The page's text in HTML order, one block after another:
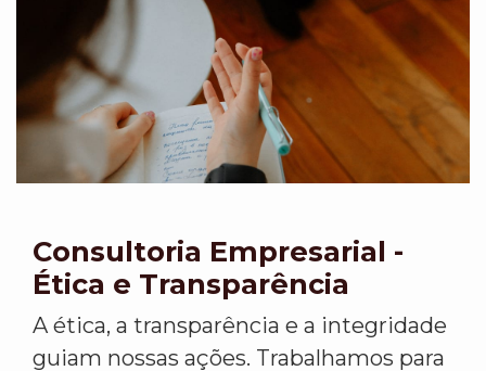
Consultoria Empresarial -
Ética e Transparência
A ética, a transparência e a integridade
guiam nossas ações. Trabalhamos para